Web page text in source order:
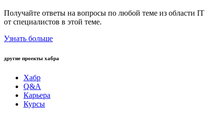
Получайте ответы на вопросы по любой теме из области IT
от специалистов в этой теме.
Узнать больше
другие проекты хабра
Хабр
Q&A
Карьера
Курсы